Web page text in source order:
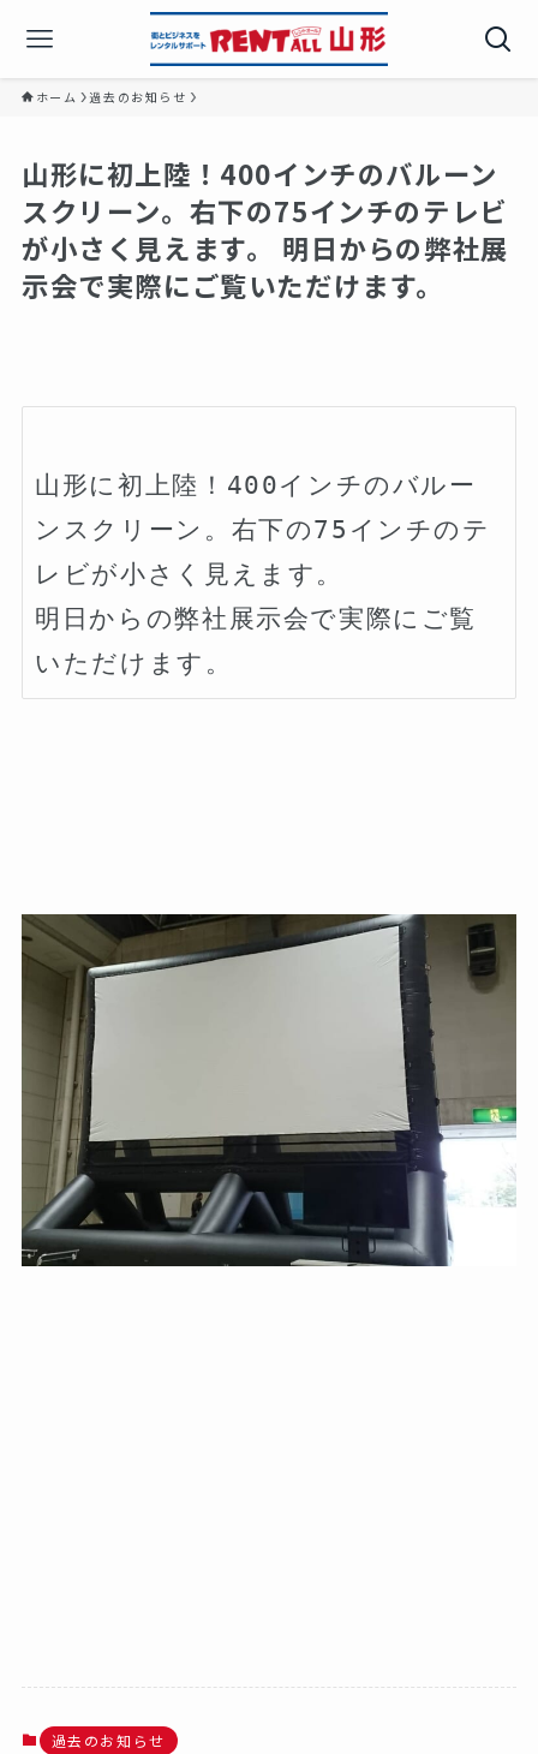
ホーム 過去のお知らせ
山形に初上陸！400インチのバルーン
スクリーン。右下の75インチのテレビ
が小さく見えます。 明日からの弊社展
示会で実際にご覧いただけます。
山形に初上陸！400インチのバルー
ンスクリーン。右下の75インチのテ
レビが小さく見えます。
明日からの弊社展示会で実際にご覧
過去のお知らせ